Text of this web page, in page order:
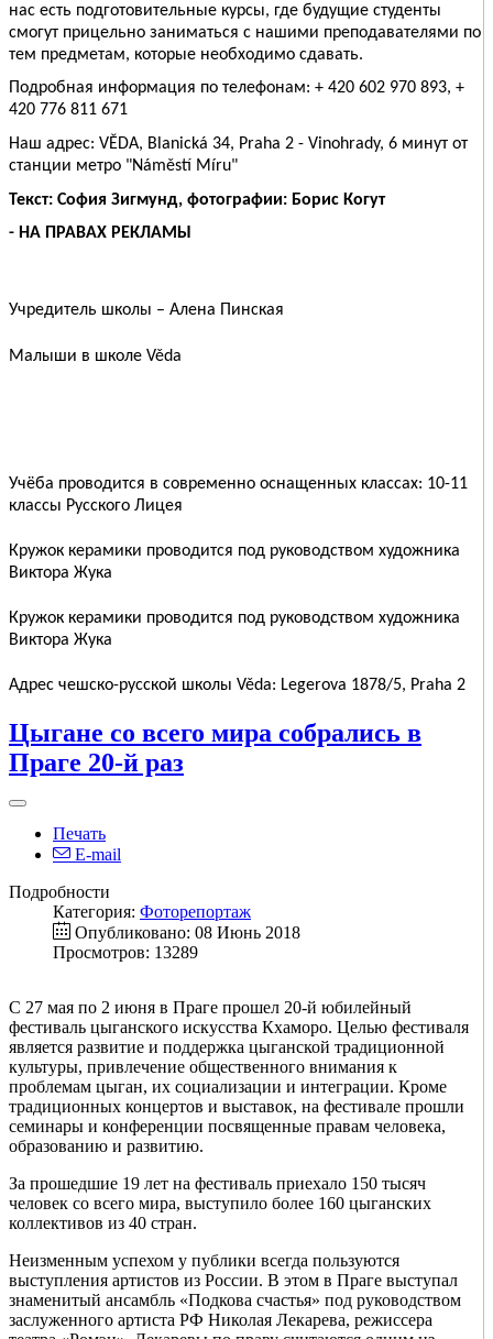
нас есть подготовительные курсы, где будущие студенты
смогут прицельно заниматься с нашими преподавателями по
тем предметам, которые необходимо сдавать.
Подробная информация по телефонам: + 420 602 970 893, +
420 776 811 671
Наш адрес: VĚDA, Blanická 34, Praha 2 - Vinohrady, 6 минут от
станции метро "Náměstí Míru"
Текст: София Зигмунд, фотографии: Борис Когут
- НА ПРАВАХ РЕКЛАМЫ
Учредитель школы – Алена Пинская
Малыши в школе Věda
Учёба проводится в современно оснащенных классах: 10-11
классы Русского Лицея
Кружок керамики проводится под руководством художника
Виктора Жука
Кружок керамики проводится под руководством художника
Виктора Жука
Адрес чешско-русской школы Věda: Legerova 1878/5, Praha 2
Цыгане со всего мира собрались в
Праге 20-й раз
Печать
E-mail
Подробности
Категория: Фоторепортаж
Опубликовано: 08 Июнь 2018
Просмотров: 13289
С 27 мая по 2 июня в Праге прошел 20-й юбилейный
фестиваль цыганского искусства Кхаморо. Целью фестиваля
является развитие и поддержка цыганской традиционной
культуры, привлечение общественного внимания к
проблемам цыган, их социализации и интеграции. Кроме
традиционных концертов и выставок, на фестивале прошли
семинары и конференции посвященные правам человека,
образованию и развитию.
За прошедшие 19 лет на фестиваль приехало 150 тысяч
человек со всего мира, выступило более 160 цыганских
коллективов из 40 стран.
Неизменным успехом у публики всегда пользуются
выступления артистов из России. В этом в Праге выступал
знаменитый ансамбль «Подкова счастья» под руководством
заслуженного артиста РФ Николая Лекарева, режиссера